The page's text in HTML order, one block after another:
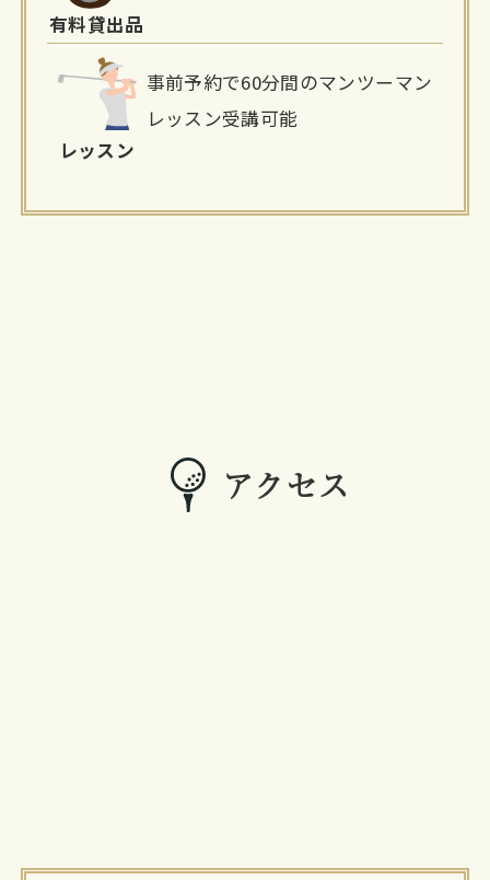
有料貸出品
レッスン
事前予約で60分間のマンツーマン
レッスン受講可能
アクセス